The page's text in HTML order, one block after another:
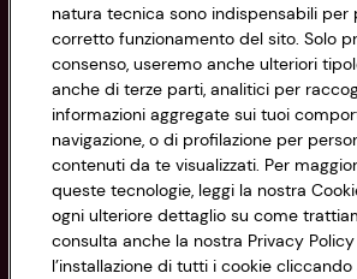
Privacy Policy
Cookie Policy
Impostazioni Cookie
Accessibilità
CONAD SOCIETÀ COOPERATIVA
Via Michelino, 59 | 40127 BOLOGNA
Codice Fiscale e Registro Imprese
di Bologna 00865960157
PARTITA IVA 03320960374
natura tecnica sono indispensabili per
corretto funzionamento del sito. Solo
consenso, useremo anche ulteriori
anche di terze parti, analitici per
informazioni aggregate sui tuoi
navigazione, o di profilazione per
contenuti da te visualizzati. Per
queste tecnologie, leggi la nostra
ogni ulteriore dettaglio su come
consulta anche la nostra Privacy
l’installazione di tutti i cookie